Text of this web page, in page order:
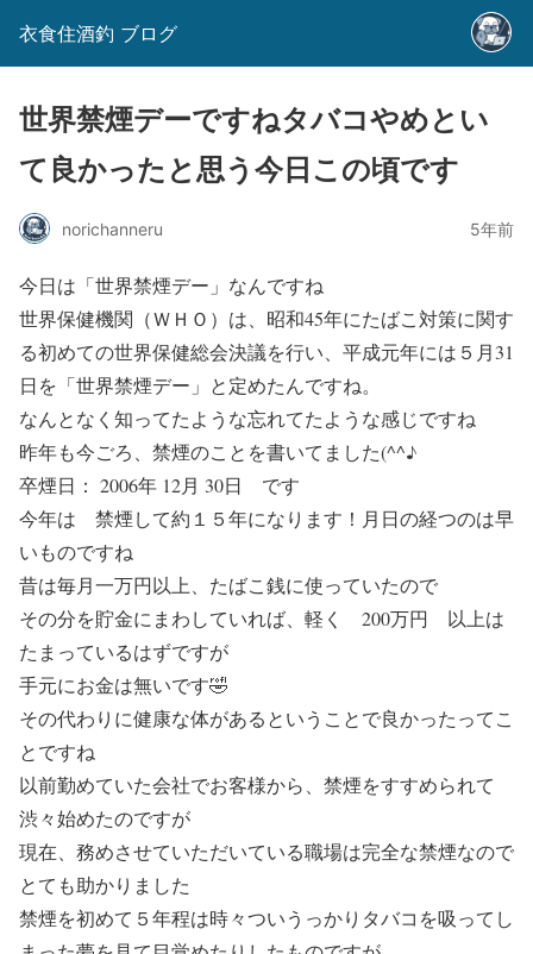
衣食住酒釣 ブログ
世界禁煙デーですねタバコやめとい
て良かったと思う今日この頃です
norichanneru 5年前
今日は「世界禁煙デー」なんですね
世界保健機関（ＷＨＯ）は、昭和45年にたばこ対策に関す
る初めての世界保健総会決議を行い、平成元年には５月31
日を「世界禁煙デー」と定めたんですね。
なんとなく知ってたような忘れてたような感じですね
昨年も今ごろ、禁煙のことを書いてました(^^♪
卒煙日： 2006年 12月 30日 です
今年は 禁煙して約１５年になります！月日の経つのは早
いものですね
昔は毎月一万円以上、たばこ銭に使っていたので
その分を貯金にまわしていれば、軽く 200万円 以上は
たまっているはずですが
手元にお金は無いです🤣
その代わりに健康な体があるということで良かったってこ
とですね
以前勤めていた会社でお客様から、禁煙をすすめられて
渋々始めたのですが
現在、務めさせていただいている職場は完全な禁煙なので
とても助かりました
禁煙を初めて５年程は時々ついうっかりタバコを吸ってし